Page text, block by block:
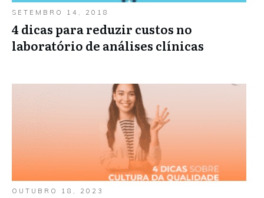
SETEMBRO 14, 2018
4 dicas para reduzir custos no
laboratório de análises clínicas
OUTUBRO 18, 2023